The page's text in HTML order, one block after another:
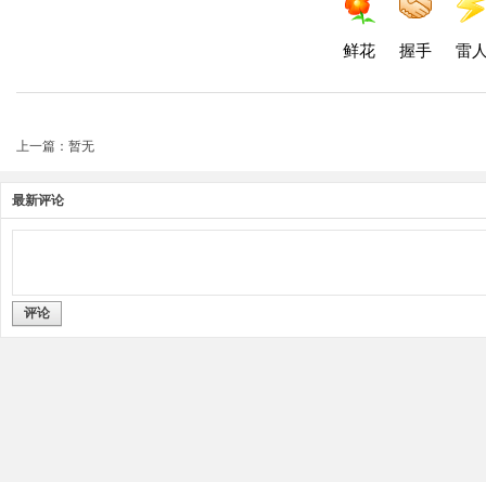
鲜花 握手 雷
上一篇：暂无
最新评论
评论